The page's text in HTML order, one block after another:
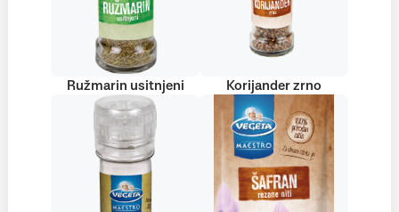
Ružmarin usitnjeni Korijander zrno